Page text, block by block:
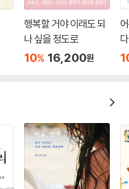
행복할 거야 이래도 되
나 싶을 정도로
10% 16,200원
다